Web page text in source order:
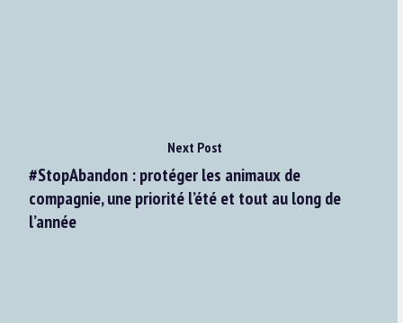
Next Post
#StopAbandon : protéger les animaux de
compagnie, une priorité l’été et tout au long de
l’année